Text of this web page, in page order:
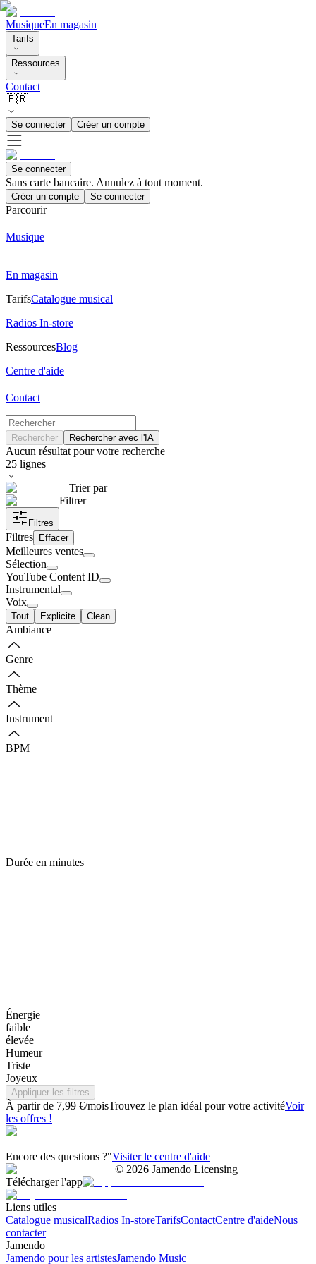
MusiqueEn magasin
Tarifs
Ressources
Contact
🇫🇷
Se connecter Créer un compte
Se connecter
Sans carte bancaire. Annulez à tout moment.
Créer un compte Se connecter
Parcourir
Musique
En magasin
TarifsCatalogue musical
Radios In-store
RessourcesBlog
Centre d'aide
Contact
Rechercher Rechercher avec l'IA
Aucun résultat pour votre recherche
25 lignes
Trier par
Filtrer
Filtres
Filtres Effacer
Meilleures ventes
Sélection
YouTube Content ID
Instrumental
Voix
Tout Explicite Clean
Ambiance
Genre
Thème
Instrument
BPM
Durée en minutes
Énergie
faible
élevée
Humeur
Triste
Joyeux
Appliquer les filtres
À partir de 7,99 €/moisTrouvez le plan idéal pour votre activitéVoir
les offres !
Encore des questions ?"Visiter le centre d'aide
© 2026 Jamendo Licensing
Télécharger l'app
Liens utiles
Catalogue musicalRadios In-storeTarifsContactCentre d'aideNous
contacter
Jamendo
Jamendo pour les artistesJamendo Music